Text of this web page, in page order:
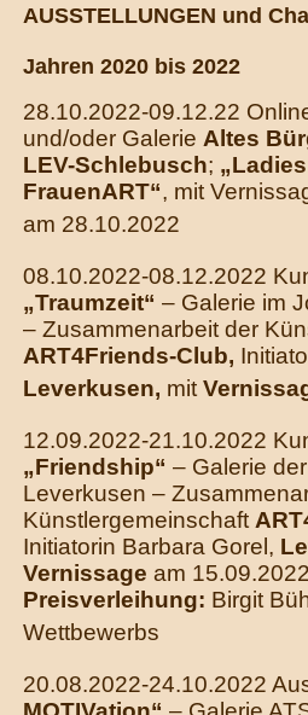
AUSSTELLUNGEN und
Jahren 2020 bis 2022
28.10.2022-09.12.22
und/oder Galerie Altes
LEV-Schlebusch;
FrauenART“, mit
am 28.10.2022
08.10.2022-08.12.2022
„Traumzeit“ – Galerie im
– Zusammenarbeit der
ART4Friends-Club,
Leverkusen, mit
12.09.2022-21.10.2022
„Friendship“ – Galerie
Leverkusen –
Künstlergemeinschaft
Initiatorin Barbara Gorel,
Vernissage am
Preisverleihung: Birgit
Wettbewerbs
20.08.2022-24.10.2022